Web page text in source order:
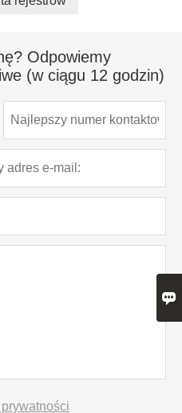
Odpowiemy
(w ciągu 12 godzin)
